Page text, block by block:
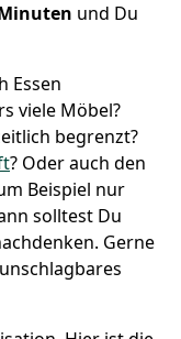
und Du
Essen
viele Möbel?
begrenzt?
? Oder auch den
Beispiel nur
solltest Du
Gerne